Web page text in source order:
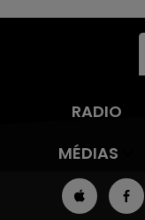
RADIO
MÉDIAS